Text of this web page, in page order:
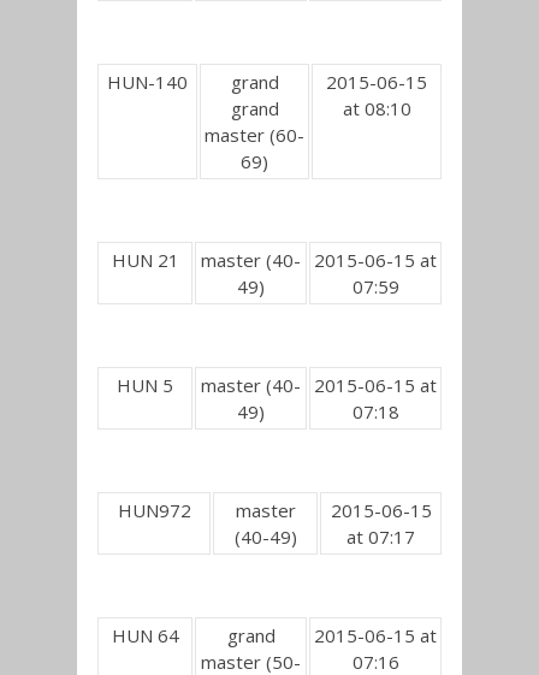
HUN-140
grand
grand
master (60-
69)
2015-06-15
at 08:10
HUN 21
master (40-
49)
2015-06-15 at
07:59
HUN 5
master (40-
49)
2015-06-15 at
07:18
HUN972
master
(40-49)
2015-06-15
at 07:17
HUN 64
grand
master (50-
2015-06-15 at
07:16